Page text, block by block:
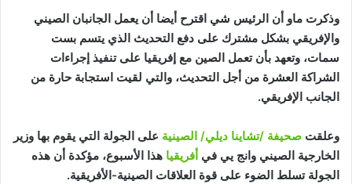
وذكرت ماو أن الرئيس شي اقترح أيضا أن يعمل الجانبان الصيني
والإفريقي بشكل مشترك على دفع التحديث الذي يتسم بست
سمات، وتعهد بأن تعمل الصين مع إفريقيا على تنفيذ إجراءات
الشراكة العشرة من أجل التحديث، والتي لقيت استجابة حارة من
الجانب الإفريقي.
وعلقت صحيفة /تشاينا ديلي/ الصينية على الجولة التي يقوم بها وزير
الخارجية الصيني وانج يي في أفريقيا هذا الأسبوع، مؤكدة أن هذه
الجولة تسلط الضوء على قوة العلاقات الصينية-الأفريقية.